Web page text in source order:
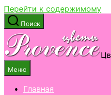
Перейти к содержимому
Поиск
Меню
Главная